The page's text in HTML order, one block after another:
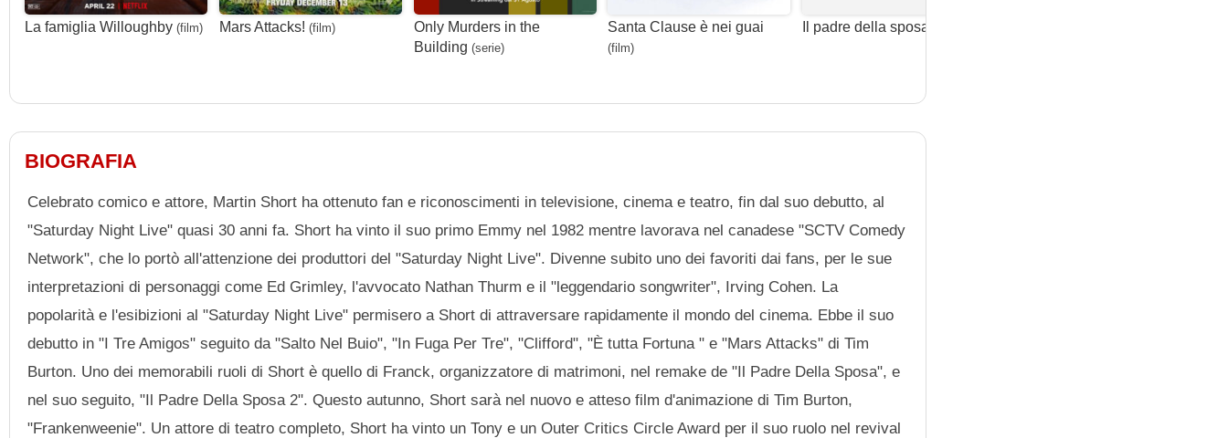
La famiglia Willoughby (film) Mars Attacks! (film)
Only Murders in the
Building (serie)
Santa Clause è nei guai
(film)
Il padre della sposa 2
BIOGRAFIA
Celebrato comico e attore, Martin Short ha ottenuto fan e riconoscimenti in televisione, cinema e teatro, fin dal suo debutto, al
"Saturday Night Live" quasi 30 anni fa. Short ha vinto il suo primo Emmy nel 1982 mentre lavorava nel canadese "SCTV Comedy
Network", che lo portò all'attenzione dei produttori del "Saturday Night Live". Divenne subito uno dei favoriti dai fans, per le sue
interpretazioni di personaggi come Ed Grimley, l'avvocato Nathan Thurm e il "leggendario songwriter", Irving Cohen. La
popolarità e l'esibizioni al "Saturday Night Live" permisero a Short di attraversare rapidamente il mondo del cinema. Ebbe il suo
debutto in "I Tre Amigos" seguito da "Salto Nel Buio", "In Fuga Per Tre", "Clifford", "È tutta Fortuna " e "Mars Attacks" di Tim
Burton. Uno dei memorabili ruoli di Short è quello di Franck, organizzatore di matrimoni, nel remake de "Il Padre Della Sposa", e
nel suo seguito, "Il Padre Della Sposa 2". Questo autunno, Short sarà nel nuovo e atteso film d'animazione di Tim Burton,
"Frankenweenie". Un attore di teatro completo, Short ha vinto un Tony e un Outer Critics Circle Award per il suo ruolo nel revival